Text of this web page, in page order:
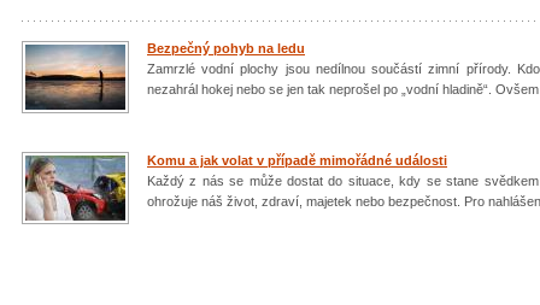
Bezpečný pohyb na ledu
Zamrzlé vodní plochy jsou nedílnou součástí zimní přírody.
nezahrál hokej nebo se jen tak neprošel po „vodní hladině“.
Komu a jak volat v případě mimořádné události
Každý z nás se může dostat do situace, kdy se stane
ohrožuje náš život, zdraví, majetek nebo bezpečnost. Pro